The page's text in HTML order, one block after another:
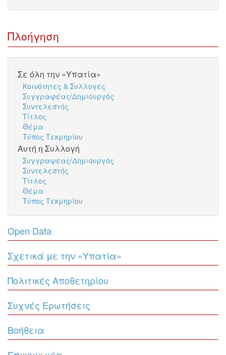
Πλοήγηση
Σε όλη την «Υπατία»
Κοινότητες & Συλλογές
Συγγραφέας/Δημιουργός
Συντελεστής
Τίτλος
Θέμα
Τύπος Τεκμηρίου
Αυτή η Συλλογή
Συγγραφέας/Δημιουργός
Συντελεστής
Τίτλος
Θέμα
Τύπος Τεκμηρίου
Open Data
Σχετικά με την «Υπατία»
Πολιτικές Αποθετηρίου
Συχνές Ερωτήσεις
Βοήθεια